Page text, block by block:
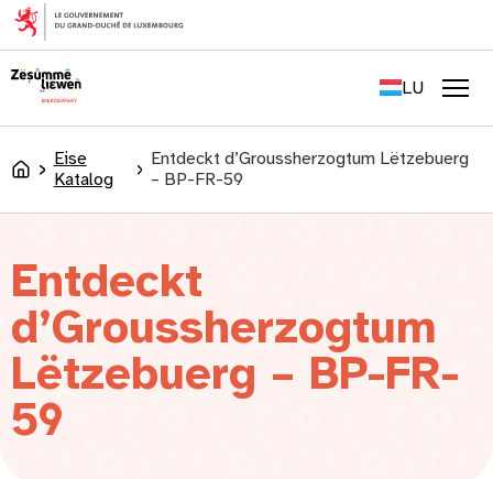
content
LU
DE
Accueil
Eise
Katalog
Entdeckt d’Groussherzogtum Lëtzebuerg
– BP-FR-59
Entdeckt
d’Groussherzogtum
Lëtzebuerg – BP-FR-
59